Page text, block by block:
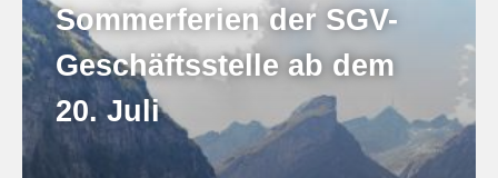
Sommerferien der SGV-
Geschäftsstelle ab dem
20. Juli